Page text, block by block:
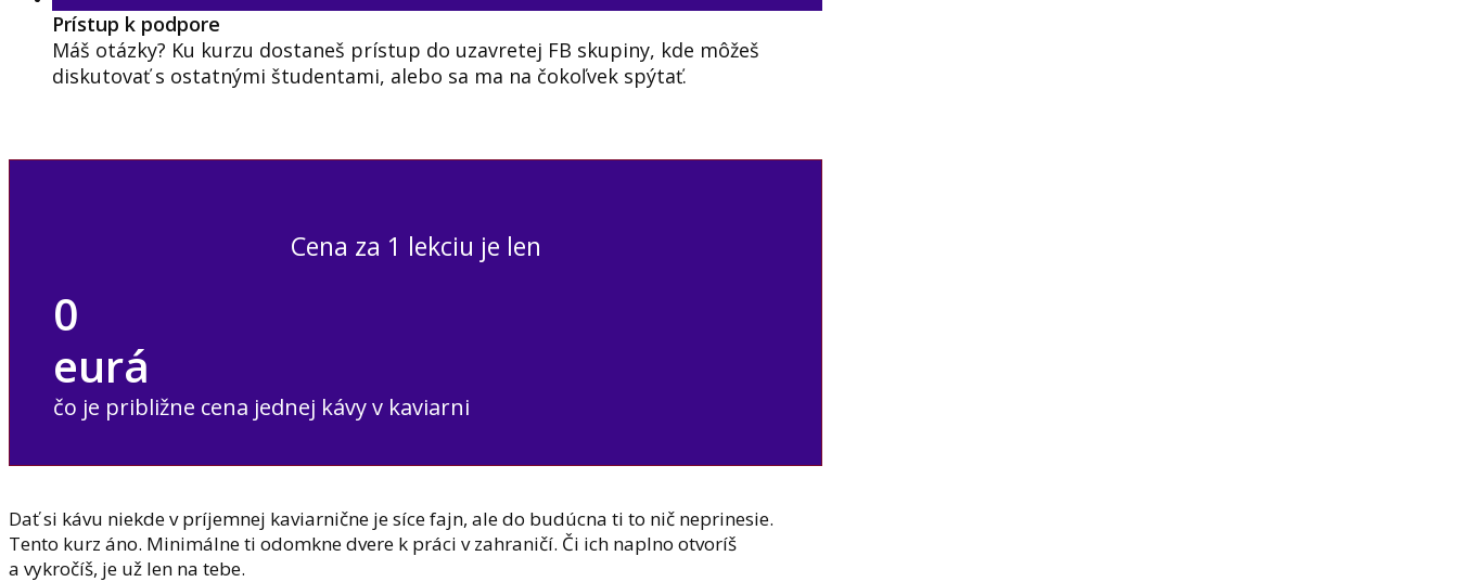
Prístup k podpore
Máš otázky? Ku kurzu dostaneš prístup do uzavretej FB skupiny, kde môžeš
diskutovať s ostatnými študentami, alebo sa ma na čokoľvek spýtať.
Cena za 1 lekciu je len
0
eurá
čo je približne cena jednej kávy v kaviarni
Dať si kávu niekde v príjemnej kaviarnične je síce fajn, ale do budúcna ti to nič neprinesie.
Tento kurz áno. Minimálne ti odomkne dvere k práci v zahraničí. Či ich naplno otvoríš
a vykročíš, je už len na tebe.